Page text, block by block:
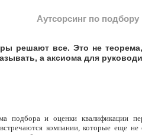
Аутсорсинг по подбору
решают все. Это не
а аксиома для
подбора и оценки квалификации
компании, которые еще